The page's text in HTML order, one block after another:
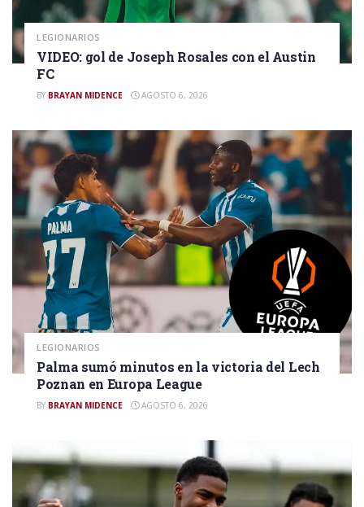
LEGIONARIOS
VIDEO: gol de Joseph Rosales con el Austin
FC
BY BRAYAN MIDENCE AGOSTO 6, 2026
LEGIONARIOS
Palma sumó minutos en la victoria del Lech
Poznan en Europa League
BY BRAYAN MIDENCE AGOSTO 6, 2026